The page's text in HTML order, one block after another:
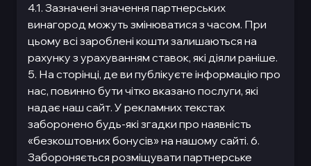
4.1. Зазначені значення партнерських
винагород можуть змінюватися з часом. При
цьому всі зароблені кошти залишаються на
рахунку з урахуванням ставок, які діяли раніше.
5. На сторінці, де ви публікуєте інформацію про
нас, повинно бути чітко вказано послуги, які
надає наш сайт. У рекламних текстах
заборонено будь-які згадки про наявність
«безкоштовних бонусів» на нашому сайті. 6.
Забороняється розміщувати партнерське